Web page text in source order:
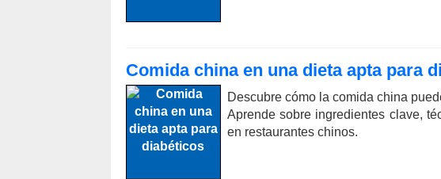
Comida china en una dieta apta para
Descubre cómo la comida china
Aprende sobre ingredientes clave,
en restaurantes chinos.